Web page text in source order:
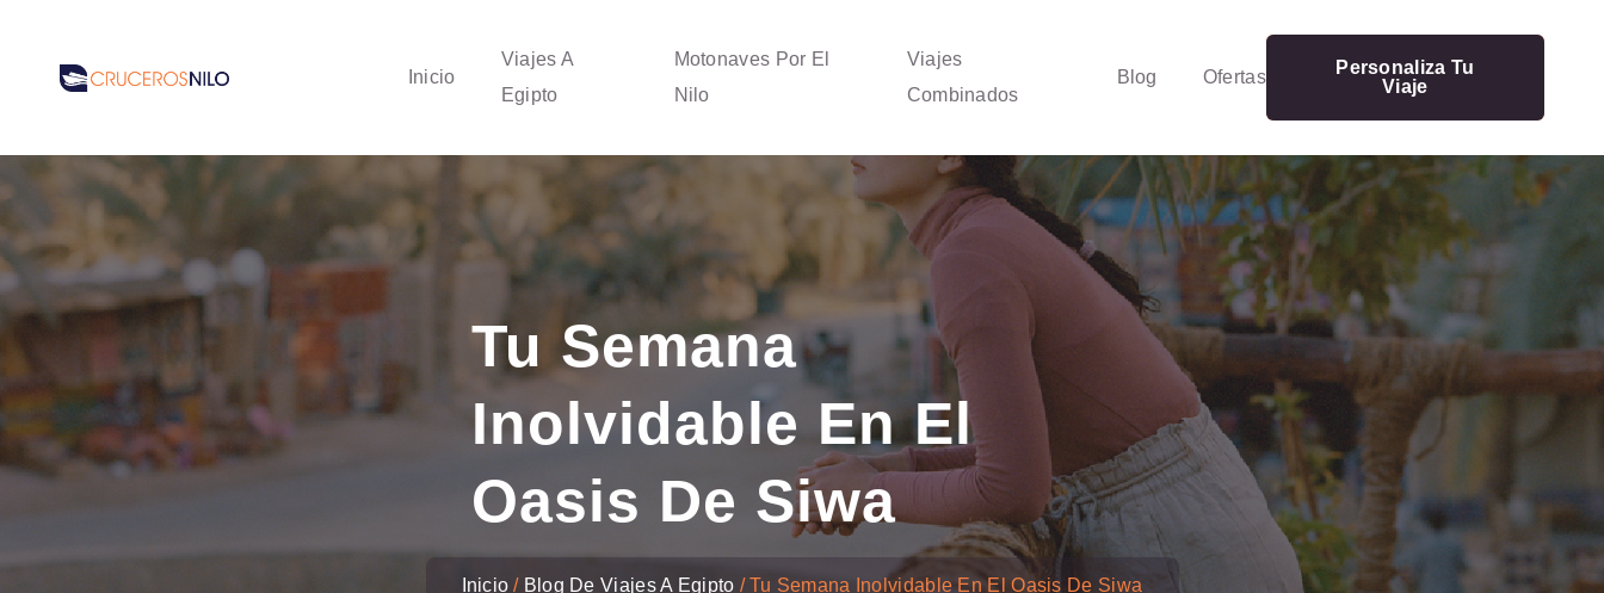
Inicio
Viajes A
Egipto
Motonaves Por El
Nilo
Viajes
Combinados
Blog Ofertas
Personaliza Tu
Viaje
Tu Semana
Inolvidable En El
Oasis De Siwa
Inicio Blog De Viajes A Egipto Tu Semana Inolvidable En El Oasis De Siwa